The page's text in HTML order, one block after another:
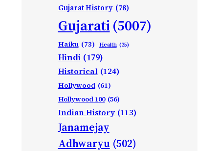
Gujarat History (78)
Gujarati(5007)
Haiku (73) Health (25)
Hindi (179)
Historical (124)
Hollywood (61)
Hollywood 100 (56)
Indian History (113)
Janamejay
Adhwaryu (502)